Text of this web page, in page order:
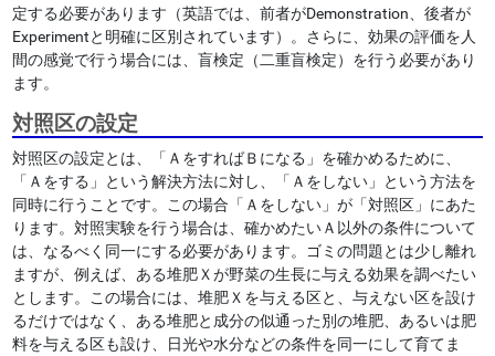
定する必要があります（英語では、前者がDemonstration、後者が
Experimentと明確に区別されています）。さらに、効果の評価を人
間の感覚で行う場合には、盲検定（二重盲検定）を行う必要があり
ます。
対照区の設定
対照区の設定とは、「ＡをすればＢになる」を確かめるために、
「Ａをする」という解決方法に対し、「Ａをしない」という方法を
同時に行うことです。この場合「Ａをしない」が「対照区」にあた
ります。対照実験を行う場合は、確かめたいＡ以外の条件について
は、なるべく同一にする必要があります。ゴミの問題とは少し離れ
ますが、例えば、ある堆肥Ｘが野菜の生長に与える効果を調べたい
とします。この場合には、堆肥Ｘを与える区と、与えない区を設け
るだけではなく、ある堆肥と成分の似通った別の堆肥、あるいは肥
料を与える区も設け、日光や水分などの条件を同一にして育てま